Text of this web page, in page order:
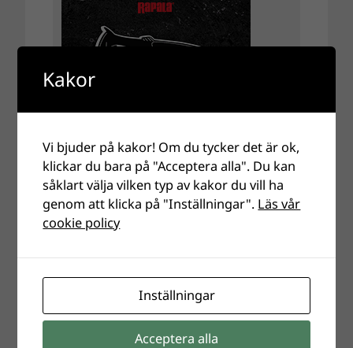
Kakor
Vi bjuder på kakor! Om du tycker det är ok,
klickar du bara på "Acceptera alla". Du kan
såklart välja vilken typ av kakor du vill ha
genom att klicka på "Inställningar". Läs vår
cookie policy
Inställningar
Acceptera alla